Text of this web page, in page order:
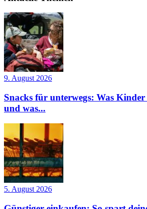
9. August 2026
Snacks für unterwegs: Was
und was...
5. August 2026